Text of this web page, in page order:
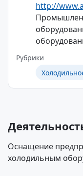
http://
Рубрики
Оснащение
холодильным